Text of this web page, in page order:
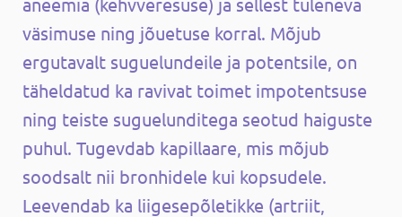
väsimuse ning jõuetuse korral. Mõjub
ergutavalt suguelundeile ja potentsile, on
täheldatud ka ravivat toimet impotentsuse
ning teiste suguelunditega seotud haiguste
puhul. Tugevdab kapillaare, mis mõjub
soodsalt nii bronhidele kui kopsudele.
Leevendab ka liigesepõletikke (artriit,